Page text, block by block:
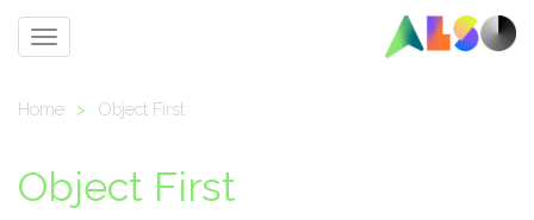
Toggle
Home > Object First
Object First